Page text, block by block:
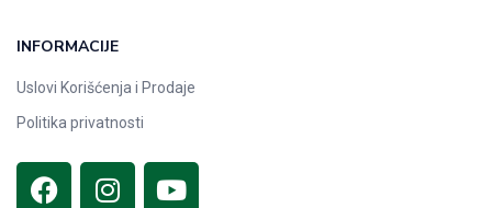
INFORMACIJE
Uslovi Korišćenja i Prodaje
Politika privatnosti